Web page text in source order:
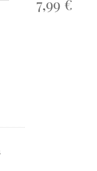
7,99 €